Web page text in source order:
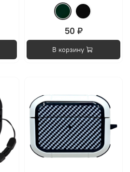
50 ₽
В корзину